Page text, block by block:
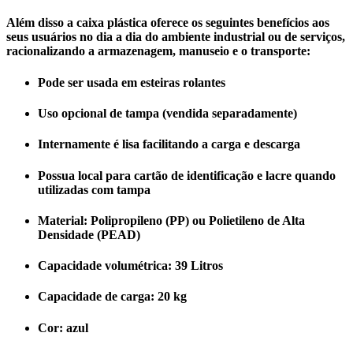
Além disso a caixa plástica oferece os seguintes benefícios aos
seus usuários no dia a dia do ambiente industrial ou de serviços,
racionalizando a armazenagem, manuseio e o transporte:
Pode ser usada em esteiras rolantes
Uso opcional de tampa (vendida separadamente)
Internamente é lisa facilitando a carga e descarga
Possua local para cartão de identificação e lacre quando
utilizadas com tampa
Material: Polipropileno (PP) ou Polietileno de Alta
Densidade (PEAD)
Capacidade volumétrica: 39 Litros
Capacidade de carga: 20 kg
Cor: azul